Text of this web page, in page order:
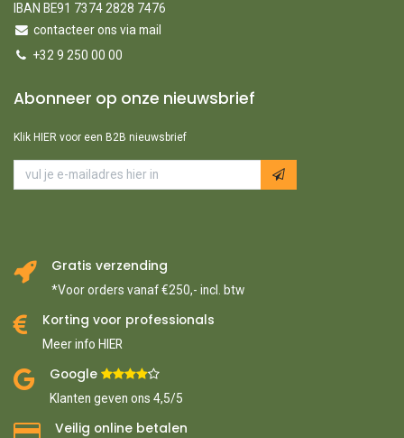
IBAN BE91 7374 2828 7476
contacteer ons via mail
+32 9 250 00 00
Abonneer op onze nieuwsbrief
Klik HIER voor een B2B nieuwsbrief
Gratis verzending
*Voor orders vanaf €250,- incl. btw
Korting voor professionals
Meer info HIER
Google ​
Klanten geven ons 4,5/5
Veilig online betalen